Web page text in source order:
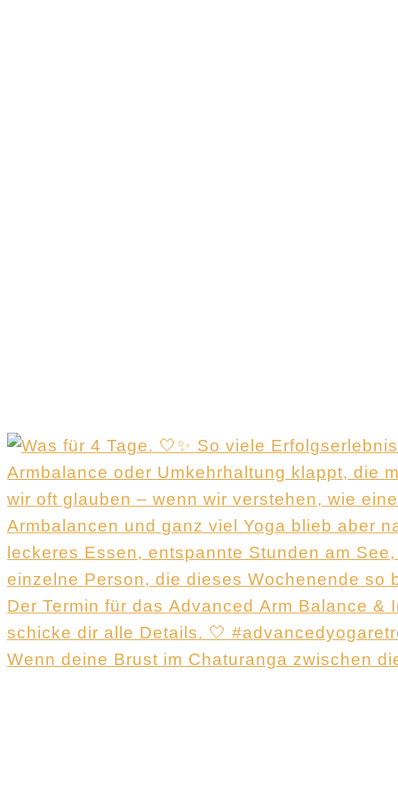
Wenn deine Brust im Chaturanga zwischen